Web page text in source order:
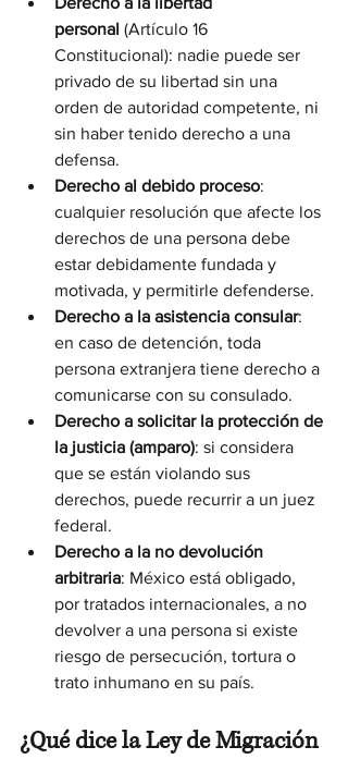
personal (Artículo 16
Constitucional): nadie puede ser
privado de su libertad sin una
orden de autoridad competente, ni
sin haber tenido derecho a una
defensa.
Derecho al debido proceso:
cualquier resolución que afecte los
derechos de una persona debe
estar debidamente fundada y
motivada, y permitirle defenderse.
Derecho a la asistencia consular:
en caso de detención, toda
persona extranjera tiene derecho a
comunicarse con su consulado.
Derecho a solicitar la protección de
la justicia (amparo): si considera
que se están violando sus
derechos, puede recurrir a un juez
federal.
Derecho a la no devolución
arbitraria: México está obligado,
por tratados internacionales, a no
devolver a una persona si existe
riesgo de persecución, tortura o
trato inhumano en su país.
¿Qué dice la Ley de Migración